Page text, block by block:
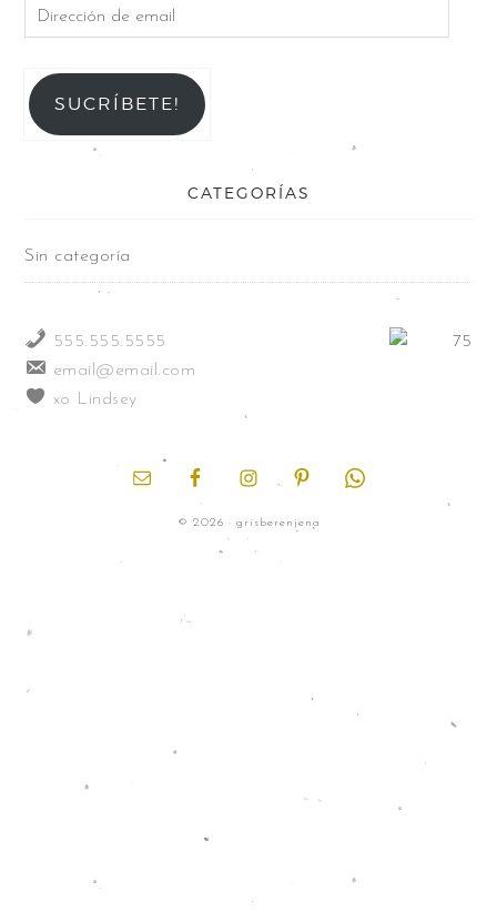
SUCRÍBETE!
CATEGORÍAS
Sin categoría
555.555.5555
email@email.com
xo Lindsey
© 2026 · grisberenjena